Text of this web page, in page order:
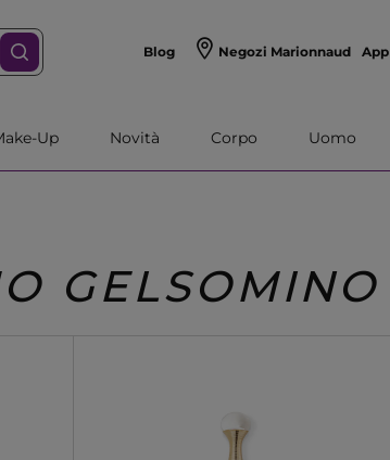
Blog Negozi Marionnaud App
Up Novità Corpo Uomo
GELSOMINO